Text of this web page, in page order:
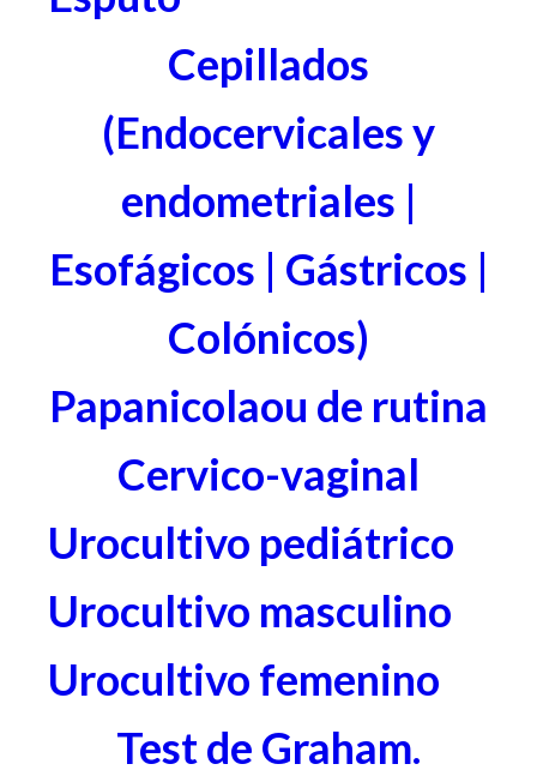
Cepillados
(Endocervicales y
endometriales |
Esofágicos | Gástricos |
Colónicos)
Papanicolaou de rutina
Cervico-vaginal
Urocultivo pediátrico
Urocultivo masculino
Urocultivo femenino
Test de Graham.